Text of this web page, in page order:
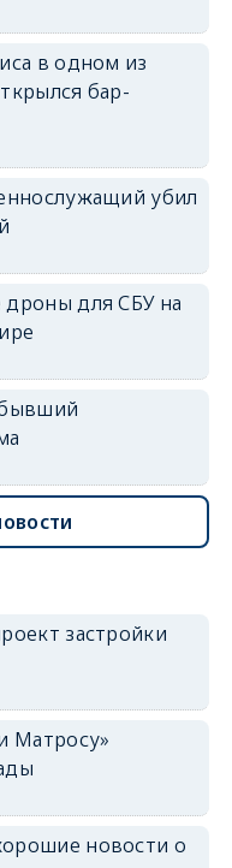
erid: 2SDnjdvhGXG
в одном из
бар-
убил
для СБУ на
застройки
Матросу»
новости о